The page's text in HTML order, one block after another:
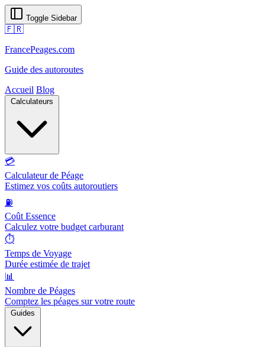
Toggle Sidebar
🇫🇷
FrancePeages.com
Guide des autoroutes
Accueil Blog
Calculateurs
💳
Calculateur de Péage
Estimez vos coûts autoroutiers
⛽
Coût Essence
Calculez votre budget carburant
⏱️
Temps de Voyage
Durée estimée de trajet
📊
Nombre de Péages
Comptez les péages sur votre route
Guides